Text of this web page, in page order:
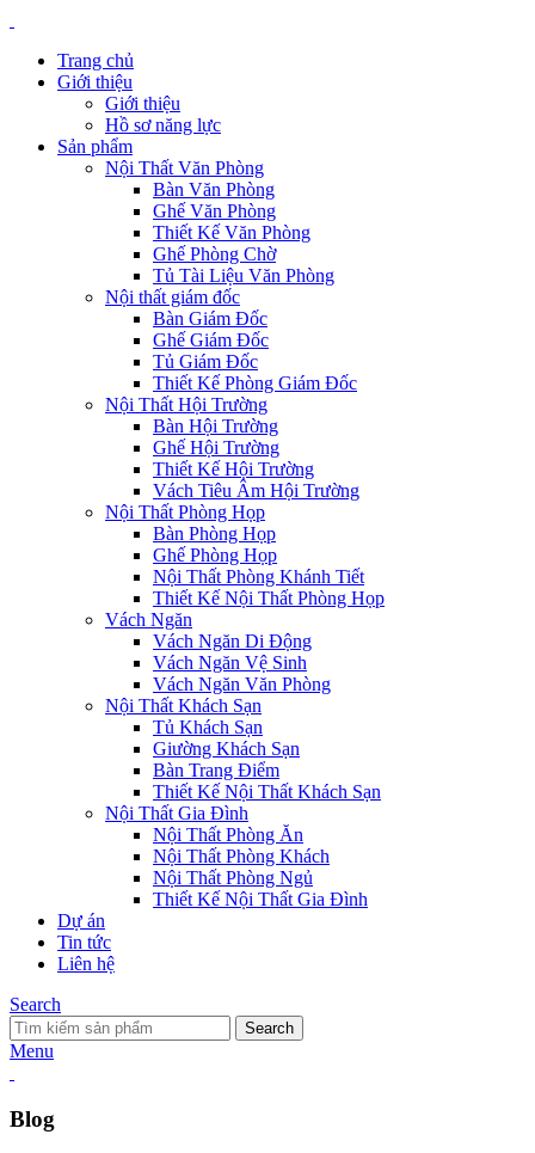
Trang chủ
Giới thiệu
Giới thiệu
Hồ sơ năng lực
Sản phẩm
Nội Thất Văn Phòng
Bàn Văn Phòng
Ghế Văn Phòng
Thiết Kế Văn Phòng
Ghế Phòng Chờ
Tủ Tài Liệu Văn Phòng
Nội thất giám đốc
Bàn Giám Đốc
Ghế Giám Đốc
Tủ Giám Đốc
Thiết Kế Phòng Giám Đốc
Nội Thất Hội Trường
Bàn Hội Trường
Ghế Hội Trường
Thiết Kế Hội Trường
Vách Tiêu Âm Hội Trường
Nội Thất Phòng Họp
Bàn Phòng Họp
Ghế Phòng Họp
Nội Thất Phòng Khánh Tiết
Thiết Kế Nội Thất Phòng Họp
Vách Ngăn
Vách Ngăn Di Động
Vách Ngăn Vệ Sinh
Vách Ngăn Văn Phòng
Nội Thất Khách Sạn
Tủ Khách Sạn
Giường Khách Sạn
Bàn Trang Điểm
Thiết Kế Nội Thất Khách Sạn
Nội Thất Gia Đình
Nội Thất Phòng Ăn
Nội Thất Phòng Khách
Nội Thất Phòng Ngủ
Thiết Kế Nội Thất Gia Đình
Dự án
Tin tức
Liên hệ
Search
Search
Menu
Blog